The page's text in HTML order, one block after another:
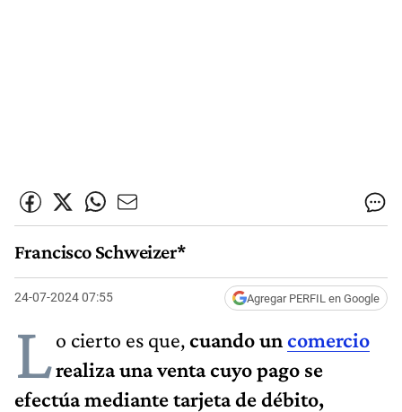
Francisco Schweizer*
24-07-2024 07:55 Agregar PERFIL en Google
Lo cierto es que,cuando uncomercio
realiza una venta cuyo pago se
efectúa mediante tarjeta de débito,